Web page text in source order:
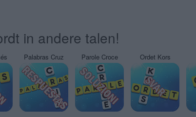
in andere talen!
Palabras Cruz Parole Croce Ordet Kors